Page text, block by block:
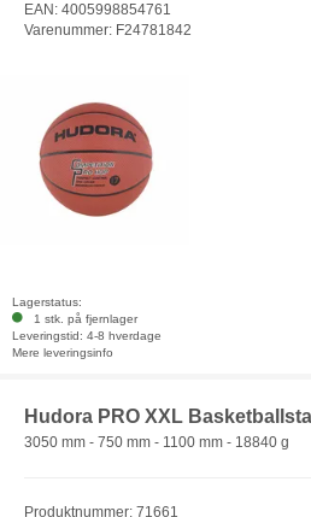
EAN: 4005998854761
Varenummer: F24781842
Lagerstatus:
1 stk. på fjernlager
Leveringstid: 4-8 hverdage
Mere leveringsinfo
Hudora PRO XXL
3050 mm - 750 mm - 1100 mm - 18840 g
Produktnummer: 71661